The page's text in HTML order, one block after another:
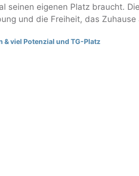
eigenen Platz braucht.
und die Freiheit, das
& viel Potenzial und TG-Platz